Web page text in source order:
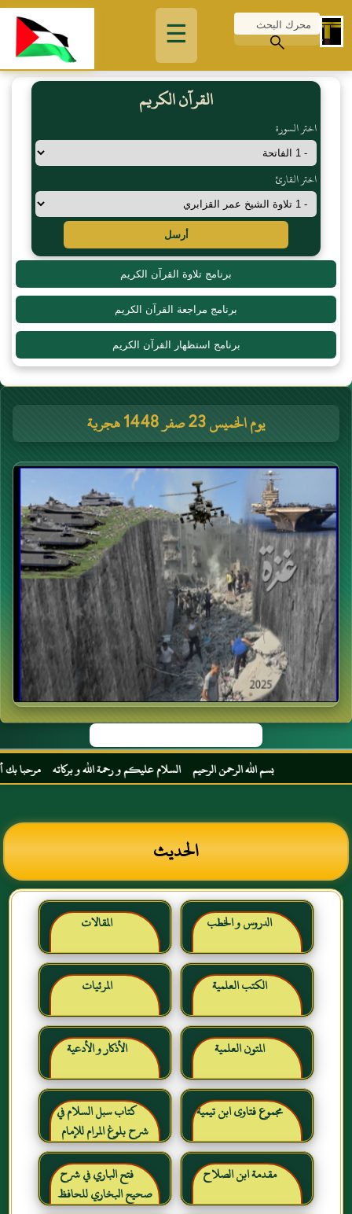
☰
القرآن الكريم
اختر السورة
اختر القارئ
أرسل
برنامج تلاوة القرآن الكريم
برنامج مراجعة القرآن الكريم
برنامج استظهار القرآن الكريم
يوم الخميس 23 صفر 1448 هجرية
بسم الله الرحمن الرحيم السلام عليكم و رحمة الله و بركاته مرحبا بك
الحديث
الدروس و الخطب المقالات
الكتب العلمية المرئيات
المتون العلمية الأذكار و الأدعية
مجموع فتاوى ابن تيمية
كتاب سبل السلام في
شرح بلوغ المرام للإمام
الصنعاني رحمه الله
مقدمة ابن الصلاح
فتح الباري في شرح
صحيح البخاري للحافظ